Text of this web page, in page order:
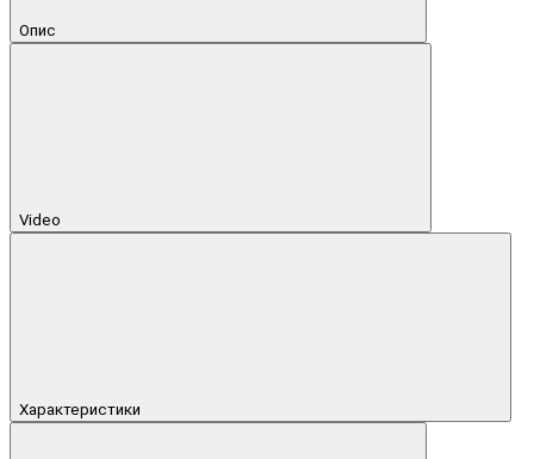
Опис
Video
Характеристики